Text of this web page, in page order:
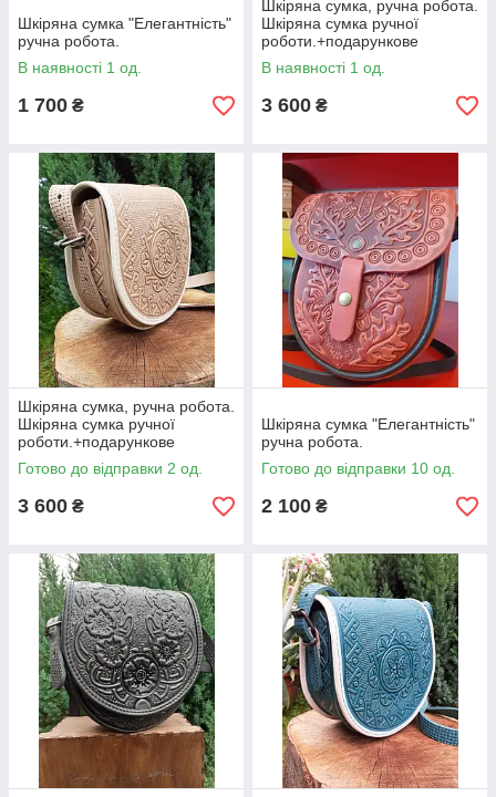
Шкіряна сумка "Елегантність"
ручна робота.
В наявності 1 од.
1 700 ₴
Шкіряна сумка, ручна робота.
Шкіряна сумка ручної
роботи.+подарункове
паковання!
В наявності 1 од.
3 600 ₴
Шкіряна сумка, ручна робота.
Шкіряна сумка ручної
роботи.+подарункове
паковання!
Готово до відправки 2 од.
3 600 ₴
Шкіряна сумка "Елегантність"
ручна робота.
Готово до відправки 10 од.
2 100 ₴